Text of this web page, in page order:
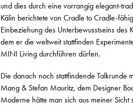
und dies durch eine vorrangig elegant-
Kälin berichtete von Cradle to Cradle-
Einbeziehung des Unterbewusstseins
dem er die weltweit stattfinden
MINI Living durchführen dürfen.
Die danach noch stattfindende Talkrunde
Mang & Stefan Mauritz, dem Designer
Moderne hätte man sich aus meiner